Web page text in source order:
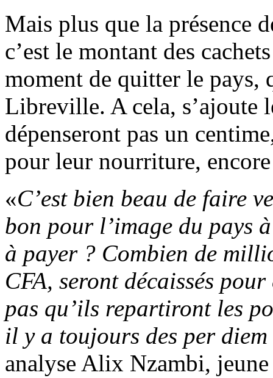
Mais plus que la présence
c’est le montant des
moment de quitter le pays,
Libreville. A cela, s’ajoute
dépenseront pas un
pour leur nourriture,
«C’est bien beau de faire
bon pour l’image du pays
à payer ? Combien de
CFA, seront décaissés
pas qu’ils repartiront les
il y a toujours des per
analyse Alix Nzambi,